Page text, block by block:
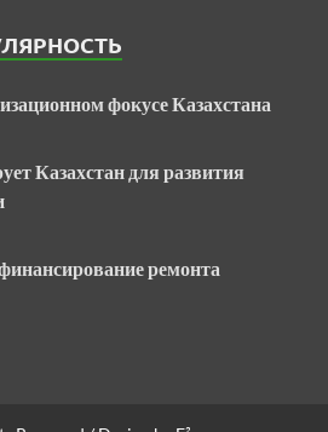
фокусе Казахстана
Казахстан для развития
ремонта